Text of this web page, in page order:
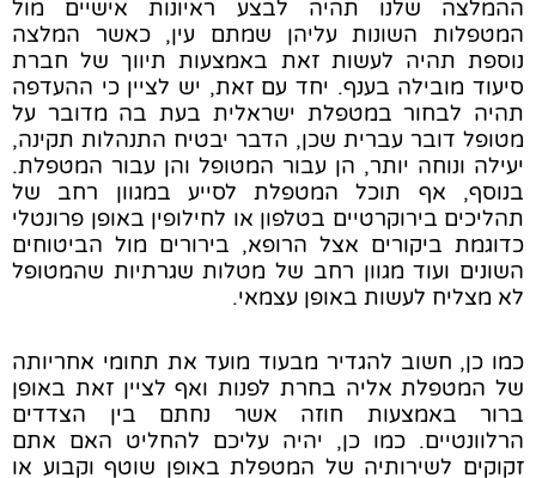
ההמלצה שלנו תהיה לבצע ראיונות אישיים מול
המטפלות השונות עליהן שמתם עין, כאשר המלצה
נוספת תהיה לעשות זאת באמצעות תיווך של חברת
סיעוד מובילה בענף. יחד עם זאת, יש לציין כי ההעדפה
תהיה לבחור במטפלת ישראלית בעת בה מדובר על
מטופל דובר עברית שכן, הדבר יבטיח התנהלות תקינה,
יעילה ונוחה יותר, הן עבור המטופל והן עבור המטפלת.
בנוסף, אף תוכל המטפלת לסייע במגוון רחב של
תהליכים בירוקרטיים בטלפון או לחילופין באופן פרונטלי
כדוגמת ביקורים אצל הרופא, בירורים מול הביטוחים
השונים ועוד מגוון רחב של מטלות שגרתיות שהמטופל
לא מצליח לעשות באופן עצמאי.
כמו כן, חשוב להגדיר מבעוד מועד את תחומי אחריותה
של המטפלת אליה בחרת לפנות ואף לציין זאת באופן
ברור באמצעות חוזה אשר נחתם בין הצדדים
הרלוונטיים. כמו כן, יהיה עליכם להחליט האם אתם
זקוקים לשירותיה של המטפלת באופן שוטף וקבוע או